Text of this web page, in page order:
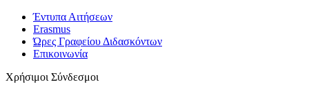
Έντυπα Αιτήσεων
Erasmus
Ώρες Γραφείου Διδασκόντων
Επικοινωνία
Χρήσιμοι Σύνδεσμοι